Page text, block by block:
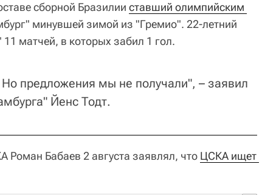
сборной Бразилии ставший олимпийским
минувшей зимой из "Гремио". 22-летний
матчей, в которых забил 1 гол.
предложения мы не получали", – заявил
Йенс Тодт.
Роман Бабаев 2 августа заявлял, что ЦСКА ищет